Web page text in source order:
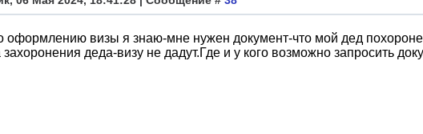
оформлению визы я знаю-мне нужен документ-что мой дед
захоронения деда-визу не дадут.Где и у кого возможно запросить